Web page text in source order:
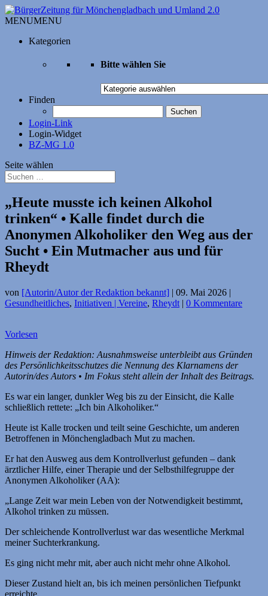
MENUMENU
Kategorien
Bitte wählen Sie
Bitte
Sie
Finden
nach:
Login-Link
Login-Widget
BZ-MG 1.0
Seite wählen
„Heute musste ich keinen Alkohol
trinken“ • Kalle findet durch die
Anonymen Alkoholiker den Weg aus der
Sucht • Ein Mutmacher aus und für
Rheydt
von [Autorin/Autor der Redaktion bekannt] | 09. Mai 2026 |
Gesundheitliches, Initiativen | Vereine, Rheydt | 0 Kommentare
Vorlesen
Hinweis der Redaktion: Ausnahmsweise unterbleibt aus Gründen
des Persönlichkeitsschutzes die Nennung des Klarnamens der
Autorin/des Autors • Im Fokus steht allein der Inhalt des Beitrags.
Es war ein langer, dunkler Weg bis zu der Einsicht, die Kalle
schließlich rettete: „Ich bin Alkoholiker.“
Heute ist Kalle trocken und teilt seine Geschichte, um anderen
Betroffenen in Mönchengladbach Mut zu machen.
Er hat den Ausweg aus dem Kontrollverlust gefunden – dank
ärztlicher Hilfe, einer Therapie und der Selbsthilfegruppe der
Anonymen Alkoholiker (AA):
„Lange Zeit war mein Leben von der Notwendigkeit bestimmt,
Alkohol trinken zu müssen.
Der schleichende Kontrollverlust war das wesentliche Merkmal
meiner Suchterkrankung.
Es ging nicht mehr mit, aber auch nicht mehr ohne Alkohol.
Dieser Zustand hielt an, bis ich meinen persönlichen Tiefpunkt